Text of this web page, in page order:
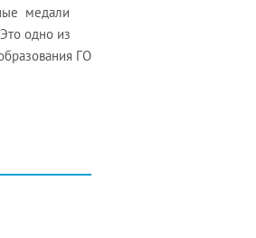
медали
одно из
ГО